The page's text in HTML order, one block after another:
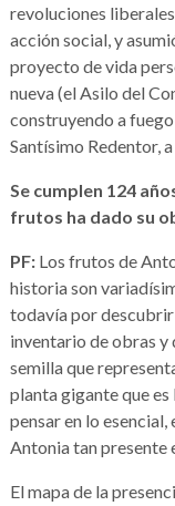
revoluciones
acción social, y
proyecto de vida
nueva (el Asilo del
construyendo a
Santísimo Redentor,
Se cumplen 124
frutos ha dado su
PF:Los frutos de
historia son
todavía por descubrir
inventario de obras y
semilla que
planta gigante que
pensar en lo esencial,
Antonia tan presente
El mapa de la